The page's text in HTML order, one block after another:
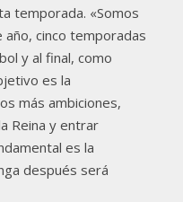
temporada. «Somos
año, cinco temporadas
y al final, como
es la
más ambiciones,
Reina y entrar
es la
después será